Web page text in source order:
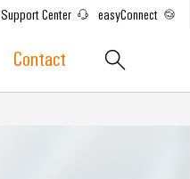
Support Center easyConnect
Contact